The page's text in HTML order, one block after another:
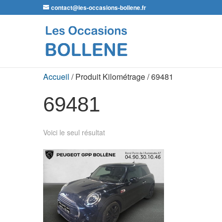
contact@les-occasions-bollene.fr
Accueil / Produit Kilométrage / 69481
69481
Voici le seul résultat